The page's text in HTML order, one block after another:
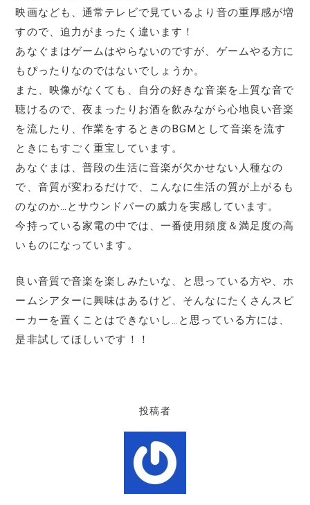
映画なども、通常テレビで見ているより音の重厚感が増
すので、迫力がまったく違います！
あなぐまはゲームはやらないのですが、ゲームやる方に
もぴったりなのではないでしょうか。
また、映像がなくても、自分の好きな音楽を上質な音で
聴けるので、夜まったりお酒を飲みながら心地良い音楽
を流したり、作業をするときのBGMとして音楽を流す
ときにもすごく重宝しています。
あなぐまは、普段の生活に音楽が欠かせない人種なの
で、音質が変わるだけで、こんなに生活の質が上がるも
のなのか…とサウンドバーの威力を実感しています。
今持っている家電の中では、一番使用頻度＆満足度の高
いものになっています。
良い音質で音楽を楽しみたいな、と思っている方や、ホ
ームシアターに興味はあるけど、そんなにたくさんスピ
ーカーを置くことはできないし…と思っている方には、
是非試してほしいです！！
投稿者